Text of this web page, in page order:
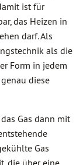
ist für
das Heizen in
darf. Als
als die
Form in jedem
diese
Gas dann mit
Gas
die über eine